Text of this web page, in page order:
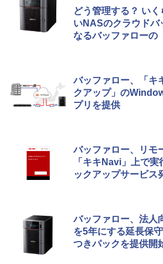
どう管理する？ いく
いNASのクラウドバ
なるバッファローの
バッファロー、「キ
クアップ」の
プリを提供
バッファロー、リモ
「キキNavi」上で
ックアップサービス
バッファロー、法人
を5年にする延長保
つきパックを提供開